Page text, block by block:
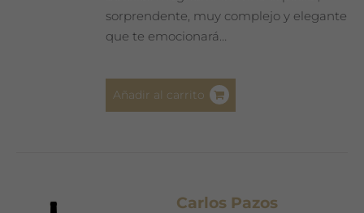
sorprendente, muy complejo y elegante
que te emocionará…
Añadir al carrito
Carlos Pazos